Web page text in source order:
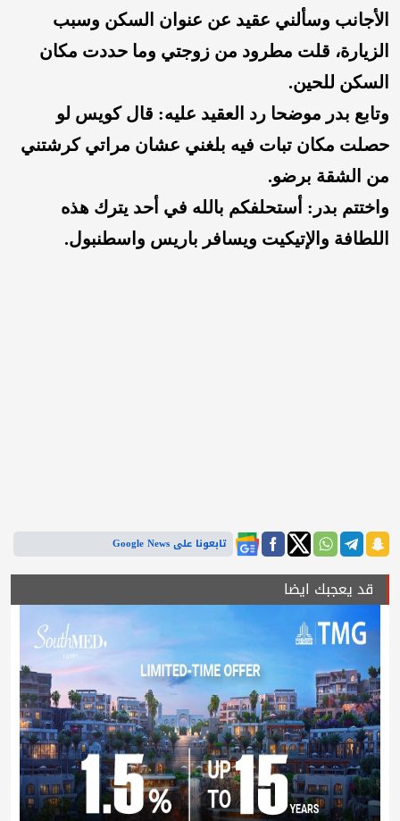
الأجانب وسألني عقيد عن عنوان السكن وسبب
الزيارة، قلت مطرود من زوجتي وما حددت مكان
السكن للحين.
وتابع بدر موضحا رد العقيد عليه: قال كويس لو
حصلت مكان تبات فيه بلغني عشان مراتي كرشتني
من الشقة برضو.
واختتم بدر: أستحلفكم بالله في أحد يترك هذه
اللطافة والإتيكيت ويسافر باريس واسطنبول.
تابعونا على Google News
قد يعجبك ايضا